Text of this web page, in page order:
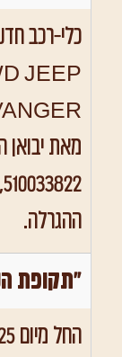
JEEP
מאת
ההגרלה.
"תקופת
החל מיום 1.12.25 ועד ליום 31.12.25, כולל.